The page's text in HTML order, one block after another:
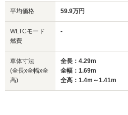
サイズ
(全長x全幅x全高)
平均価格 59.9万円
WLTCモード
燃費
-
車体寸法
(全長x全幅x全
高)
全長：4.29m
全幅：1.69m
全高：1.4m～1.41m